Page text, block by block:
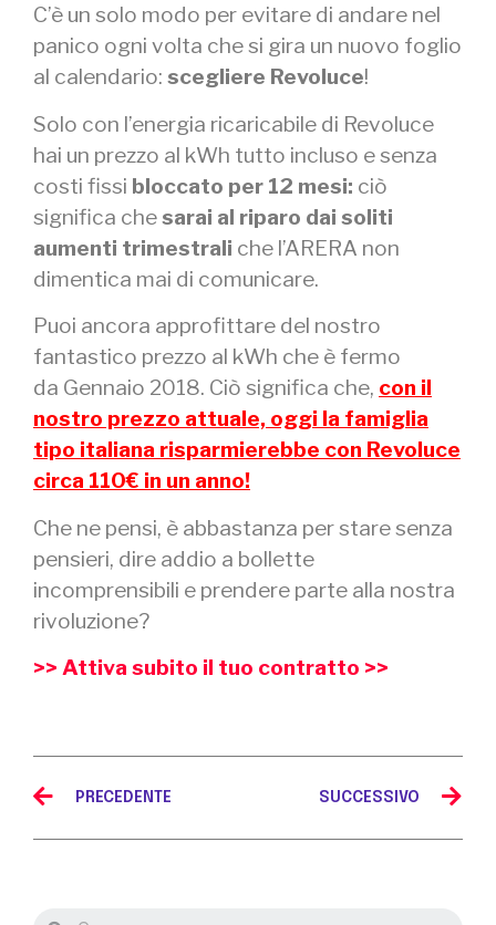
C’è un solo modo per evitare di andare nel
panico ogni volta che si gira un nuovo foglio
al calendario: scegliere Revoluce!
Solo con l’energia ricaricabile di Revoluce
hai un prezzo al kWh tutto incluso e senza
costi fissi bloccato per 12 mesi: ciò
significa chesarai al riparo dai soliti
aumenti trimestrali che l’ARERA non
dimentica mai di comunicare.
Puoi ancora approfittare del nostro
fantastico prezzo al kWh che è fermo
da Gennaio 2018. Ciò significa che, con il
nostro prezzo attuale, oggi la famiglia
tipo italiana risparmierebbe con Revoluce
circa 110€ in un anno!
Che ne pensi, è abbastanza per stare senza
pensieri, dire addio a bollette
incomprensibili e prendere parte alla nostra
rivoluzione?
>> Attiva subito il tuo contratto >>
PRECEDENTE SUCCESSIVO